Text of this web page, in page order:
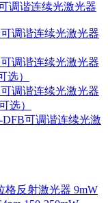
调谐连续光激光器
调谐连续光激光器
调谐连续光激光器
选）
调谐连续光激光器
选）
DFB可调谐连续光激
格反射激光器 9mW